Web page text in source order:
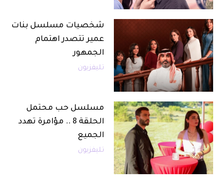
شخصيات مسلسل بنات
عمير تتصدر اهتمام
الجمهور
تليفزيون
مسلسل حب محتمل
الحلقة 8 .. مؤامرة تهدد
الجميع
تليفزيون